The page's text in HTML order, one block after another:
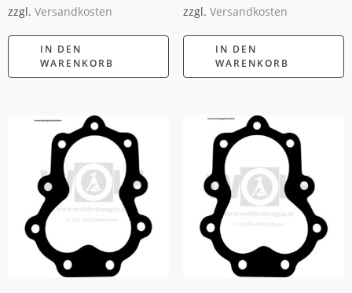
zzgl. Versandkosten
IN DEN
WARENKORB
zzgl. Versandkosten
IN DEN
WARENKORB